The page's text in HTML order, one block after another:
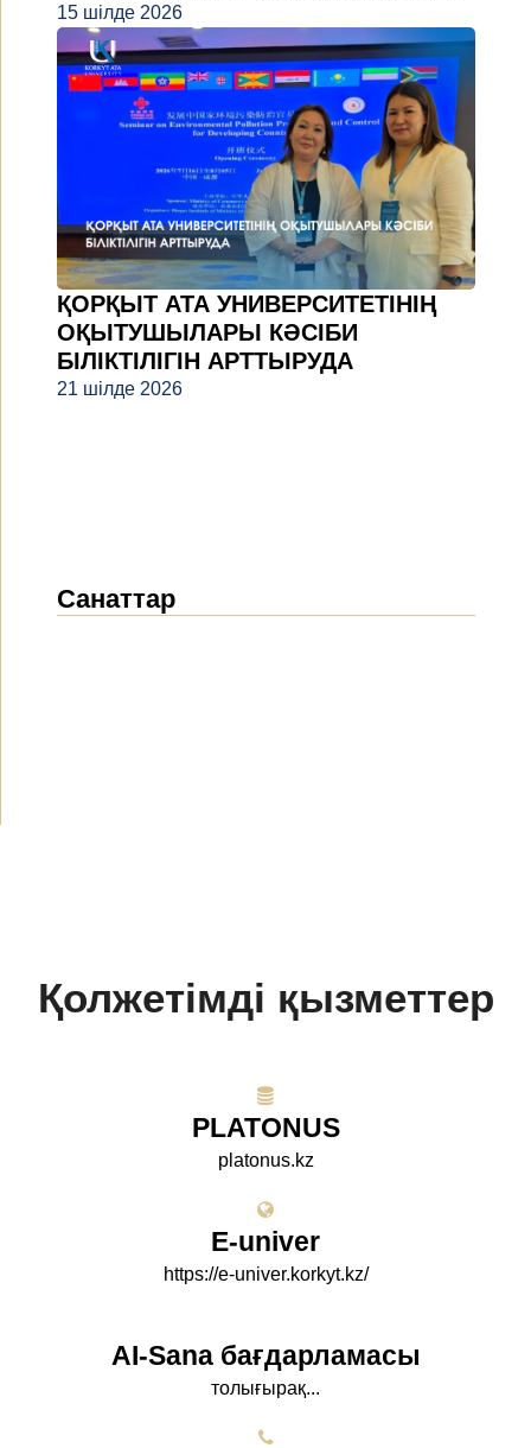
15 шілде 2026
ҚОРҚЫТ АТА УНИВЕРСИТЕТІНІҢ
ОҚЫТУШЫЛАРЫ КӘСІБИ
БІЛІКТІЛІГІН АРТТЫРУДА
21 шілде 2026
Санаттар
Қолжетімді қызметтер
PLATONUS
platonus.kz
E-univer
https://e-univer.korkyt.kz/
AI-Sana бағдарламасы
толығырақ...